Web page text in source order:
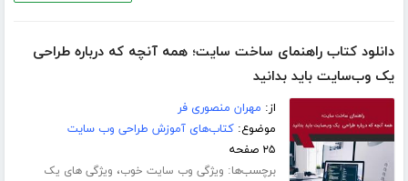
دانلود کتاب راهنمای ساخت سایت؛ همه آنچه که درباره طراحی
یک وب‌سایت باید بدانید
از: مهران منصوری فر
موضوع:کتاب‌های آموزش طراحی وب سایت
۲۵ صفحه
برچسب‌ها: ویژگی وب سایت خوب، ویژگی های یک